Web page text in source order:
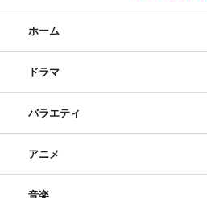
ホーム
ドラマ
バラエティ
アニメ
音楽